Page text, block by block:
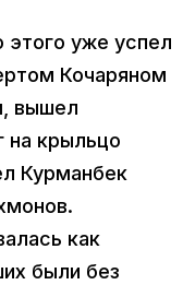
уже успел
Кочаряном
вышел
на крыльцо
Курманбек
как
были без